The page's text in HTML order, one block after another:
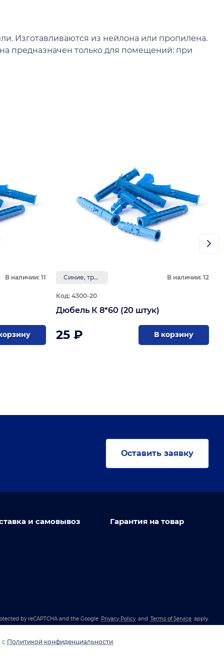
Изготавливаются из нейлона или пропилена.
предназначен только для помещений: при
В наличии: 11 Синие, трёхраспорные, с усами В наличии: 12
Код: 4300-20
Дюбель К 8*60 (20 штук)
25 ₽ В корзину
Оставить заявку
и самовывоз Гарантия на товар
by reCAPTCHA and the Google Privacy Policyand Terms of Service apply.
с Политикой конфиденциальности.